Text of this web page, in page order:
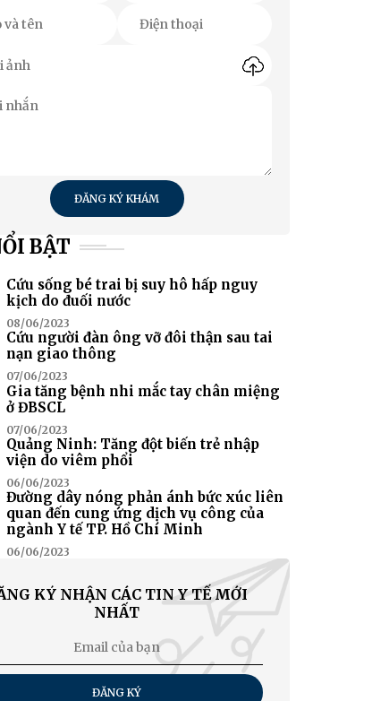
ĐĂNG KÝ KHÁM
BẬT
Cứu sống bé trai bị suy hô hấp nguy
kịch do đuối nước
08/06/2023
Cứu người đàn ông vỡ đôi thận sau tai
nạn giao thông
07/06/2023
Gia tăng bệnh nhi mắc tay chân miệng
ở ĐBSCL
07/06/2023
Quảng Ninh: Tăng đột biến trẻ nhập
viện do viêm phổi
06/06/2023
Đường dây nóng phản ánh bức xúc liên
quan đến cung ứng dịch vụ công của
ngành Y tế TP. Hồ Chí Minh
06/06/2023
KÝ NHẬN CÁC TIN Y TẾ MỚI
NHẤT
ĐĂNG KÝ